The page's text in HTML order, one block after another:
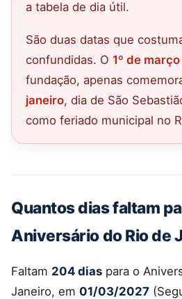
a tabela de dia útil.
São duas datas que
confundidas. O 1º de março
fundação, apenas
janeiro, dia de São
como feriado municipal no
Quantos dias faltam
Aniversário do Rio de
Faltam 204 dias para o
Janeiro, em 01/03/2027